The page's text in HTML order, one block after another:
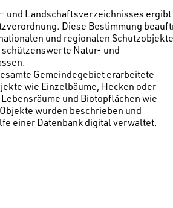
und Landschaftsverzeichnisses ergibt
Diese Bestimmung
und regionalen
Natur- und
Gemeindegebiet erarbeitete
wie Einzelbäume, Hecken oder
und Biotopflächen wie
wurden beschrieben und
einer Datenbank digital verwaltet.